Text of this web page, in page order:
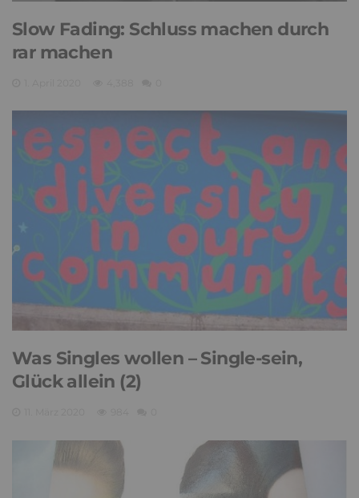
Slow Fading: Schluss machen durch
rar machen
Was Singles wollen – Single-sein,
Glück allein (2)